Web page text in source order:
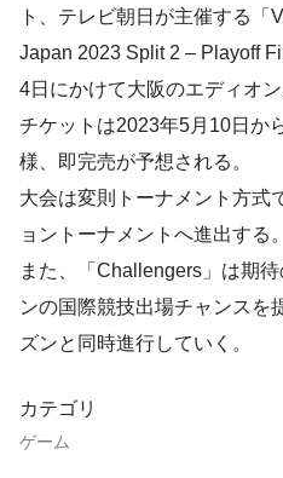
ト、テレビ朝日が主催する
Japan 2023 Split 2 – Playoff
4日にかけて大阪のエディオ
チケットは2023年5月10日か
様、即完売が予想される。
大会は変則トーナメント方式
ョントーナメントへ進出する。
また、「Challengers」は期
ンの国際競技出場チャンスを
ズンと同時進行していく。
カテゴリ
ゲーム